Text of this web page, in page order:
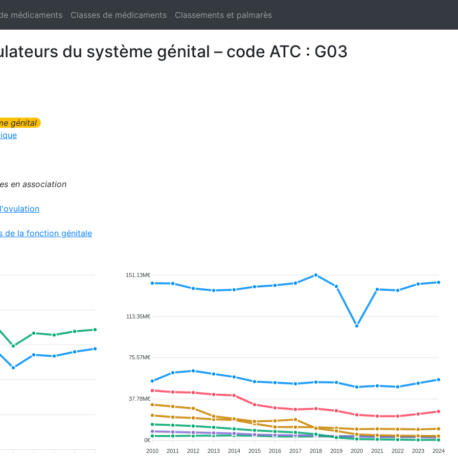
médicaments Classes de médicaments Classements et palmarès
du système génital – code ATC : G03
génital
en association
de la fonction génitale
151.13M€
113.35M€
75.57M€
37.78M€
0€
2010
2011 2012 2013 2014 2015 2016 2017 2018 2019 2020 2021 2022 2023 2024